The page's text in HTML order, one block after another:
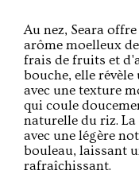
Au nez, Seara
arôme moelleux
frais de fruits et
bouche, elle
avec une texture
qui coule
naturelle du riz. La
avec une légère
bouleau, laissant
rafraîchissant.